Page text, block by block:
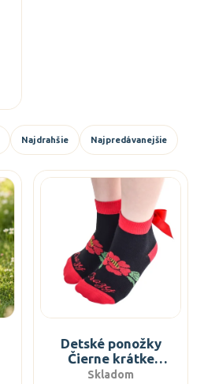
Najdrahšie Najpredávanejšie
Detské ponožky
Čierne krátke
folkové s mašľou
Skladom